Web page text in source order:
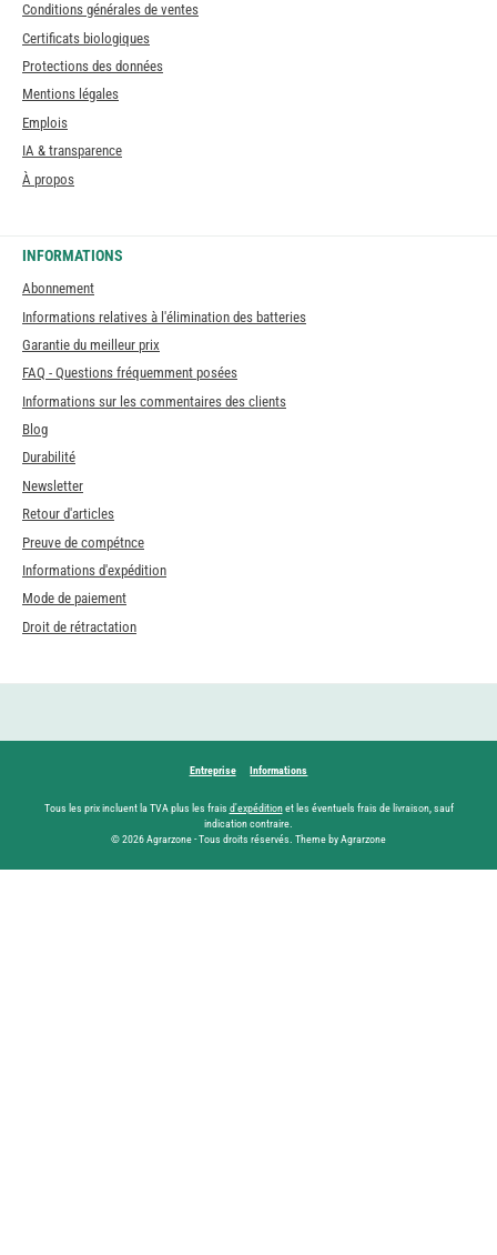
Conditions générales de ventes
Certificats biologiques
Protections des données
Mentions légales
Emplois
IA & transparence
À propos
INFORMATIONS
Abonnement
Informations relatives à l'élimination des batteries
Garantie du meilleur prix
FAQ - Questions fréquemment posées
Informations sur les commentaires des clients
Blog
Durabilité
Newsletter
Retour d'articles
Preuve de compétnce
Informations d'expédition
Mode de paiement
Droit de rétractation
Entreprise Informations
Tous les prix incluent la TVA plus les frais d'expéditionet les éventuels frais de livraison, sauf
indication contraire.
© 2026 Agrarzone - Tous droits réservés. Theme by Agrarzone